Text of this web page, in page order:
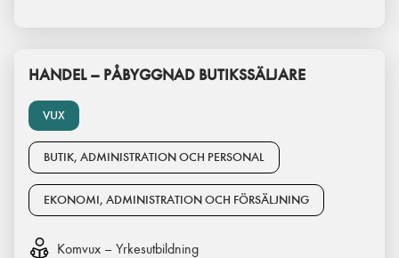
VUX
HANDEL – PÅBYGGNAD BUTIKSSÄLJARE
BUTIK, ADMINISTRATION OCH PERSONAL
EKONOMI, ADMINISTRATION OCH FÖRSÄLJNING
Komvux – Yrkesutbildning